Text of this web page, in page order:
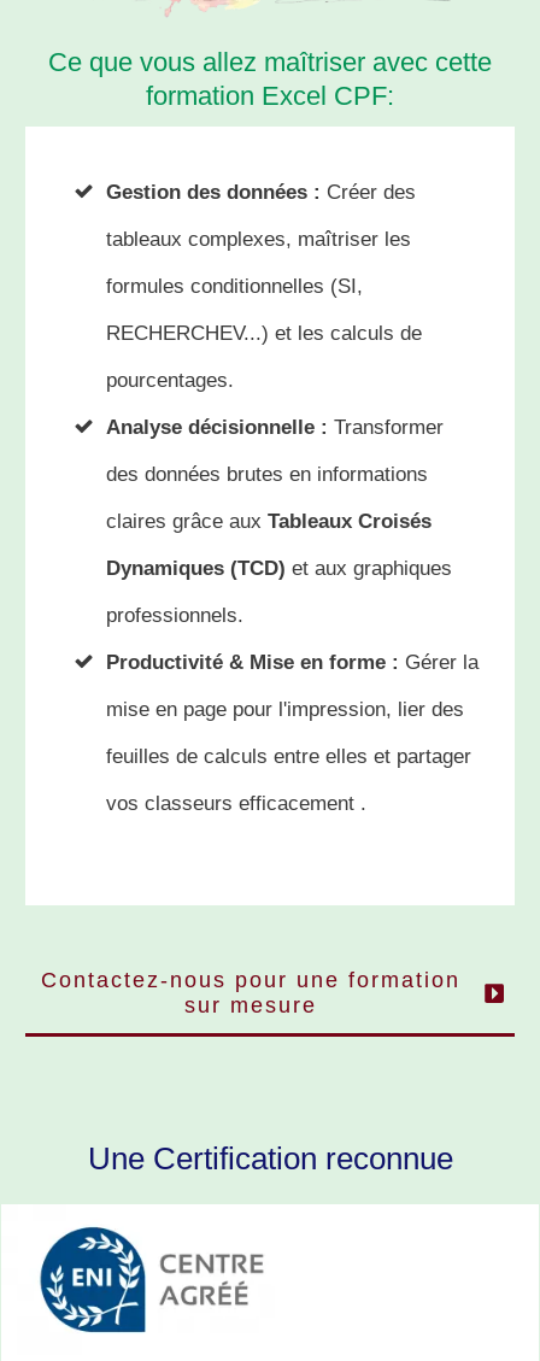
Ce que vous allez maîtriser avec cette
formation Excel CPF:
Gestion des données : Créer des
tableaux complexes, maîtriser les
formules conditionnelles (SI,
RECHERCHEV...) et les calculs de
pourcentages.
Analyse décisionnelle : Transformer
des données brutes en informations
claires grâce aux Tableaux Croisés
Dynamiques (TCD) et aux graphiques
professionnels.
Productivité & Mise en forme : Gérer la
mise en page pour l'impression, lier des
feuilles de calculs entre elles et partager
vos classeurs efficacement .
Contactez-nous pour une formation
sur mesure
Une Certification reconnue